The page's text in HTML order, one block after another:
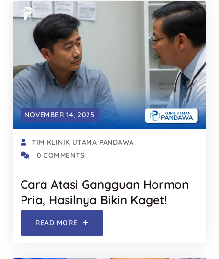
NOVEMBER 14, 2025
TIM KLINIK UTAMA PANDAWA
0 COMMENTS
Cara Atasi Gangguan Hormon
Pria, Hasilnya Bikin Kaget!
READ MORE